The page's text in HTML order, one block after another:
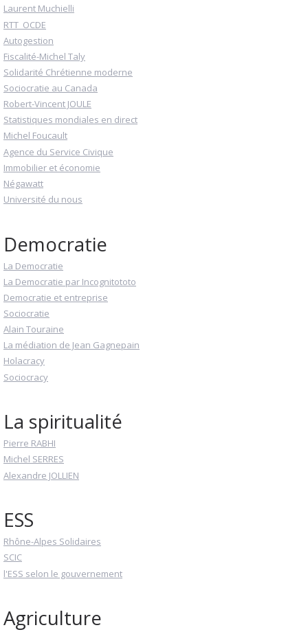
Laurent Muchielli
RTT_OCDE
Autogestion
Fiscalité-Michel Taly
Solidarité Chrétienne moderne
Sociocratie au Canada
Robert-Vincent JOULE
Statistiques mondiales en direct
Michel Foucault
Agence du Service Civique
Immobilier et économie
Négawatt
Université du nous
Democratie
La Democratie
La Democratie par Incognitototo
Democratie et entreprise
Sociocratie
Alain Touraine
La médiation de Jean Gagnepain
Holacracy
Sociocracy
La spiritualité
Pierre RABHI
Michel SERRES
Alexandre JOLLIEN
ESS
Rhône-Alpes Solidaires
SCIC
l'ESS selon le gouvernement
Agriculture